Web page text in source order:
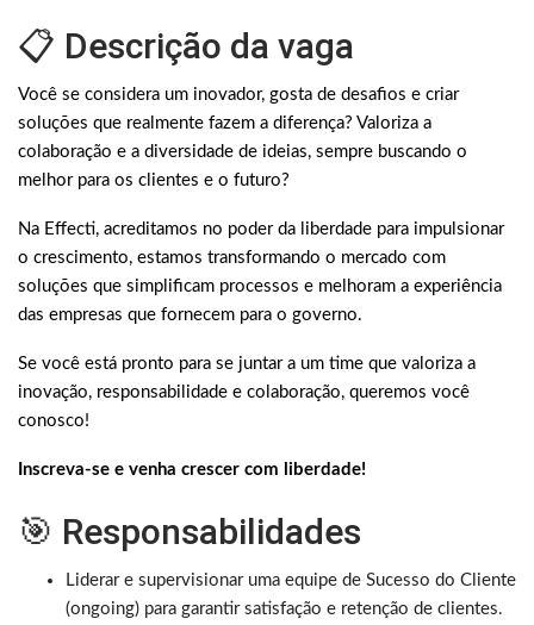
📋 Descrição da vaga
Você se considera um inovador, gosta de desafios e criar
soluções que realmente fazem a diferença? Valoriza a
colaboração e a diversidade de ideias, sempre buscando o
melhor para os clientes e o futuro?
Na Effecti, acreditamos no poder da liberdade para impulsionar
o crescimento, estamos transformando o mercado com
soluções que simplificam processos e melhoram a experiência
das empresas que fornecem para o governo.
Se você está pronto para se juntar a um time que valoriza a
inovação, responsabilidade e colaboração, queremos você
conosco!
Inscreva-se e venha crescer com liberdade!
🎯 Responsabilidades
Liderar e supervisionar uma equipe de Sucesso do Cliente
(ongoing) para garantir satisfação e retenção de clientes.